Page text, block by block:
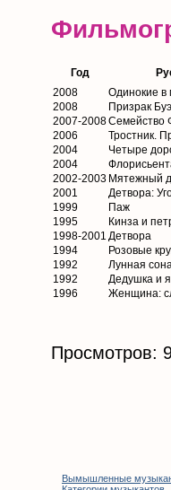
Год
2008
Одинокие в
2008
Призрак
2007-2008Семейство
2006
Тростник.
2004
Четыре
2004
2002-2003 Мятежный
2001
Детвора:
1999
Паж
1995
Кинза и
1998-2001 Детвора
1994
Розовые
1992
Лунная
1992
Дедушка и я
1996
Женщина:
Просмотров:
Вымышленные